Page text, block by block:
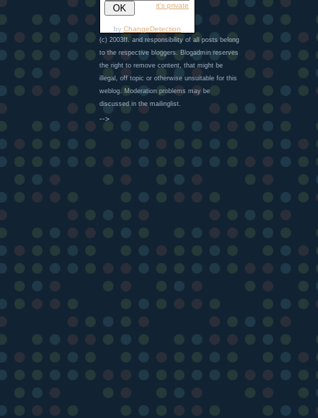
it's private
by ChangeDetection
(c) 2003ff. and responsibility of all posts belong
to the respective bloggers. Blogadmin reserves
the right to remove content, that might be
illegal, off topic or otherwise unsuitable for this
weblog. Moderation problems may be
discussed in the mailinglist.
-->